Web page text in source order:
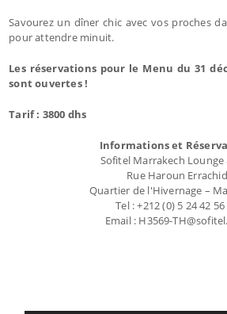
Savourez un dîner chic avec vos proches
pour attendre minuit.
Les réservations pour le Menu du 31
sont ouvertes !
Tarif : 3800 dhs
Informations et
Sofitel Marrakech Lounge
Rue Haroun Errachid
Quartier de l'Hivernage –
Tel : +212 (0) 5 24 42
Email : H3569-